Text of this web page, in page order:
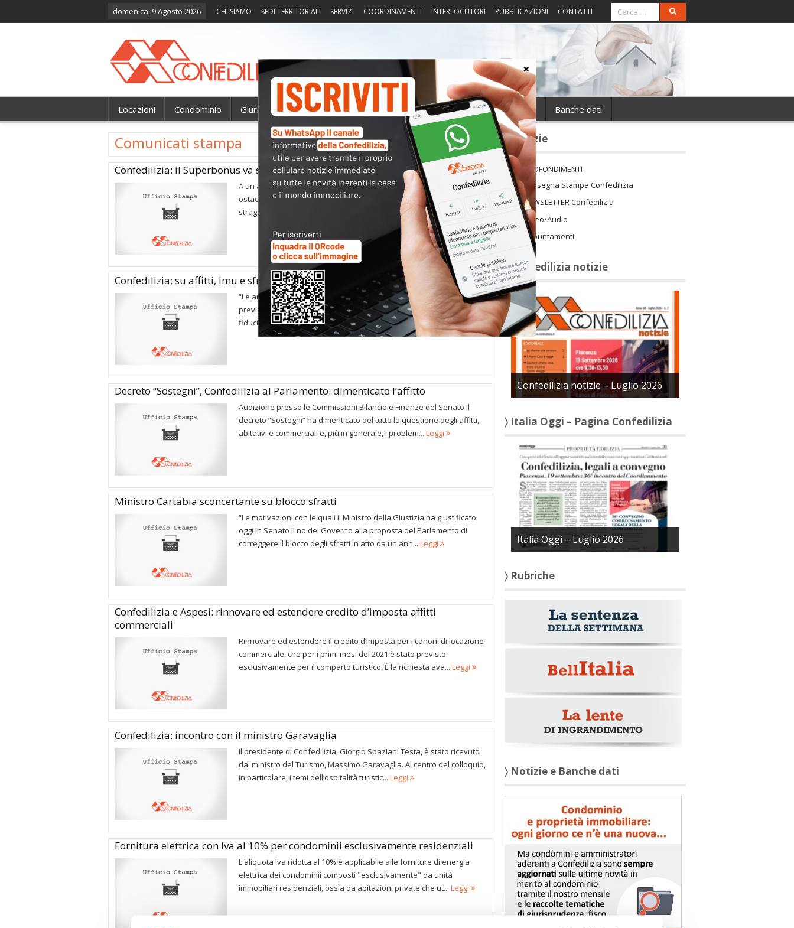
domenica, 9 Agosto 2026 CHI SIAMO SEDI TERRITORIALI SERVIZI COORDINAMENTI INTERLOCUTORI PUBBLICAZIONI CONTATTI
Locazioni Condominio Giurisprudenza Fisco Portierato Intorno alla casa Notizie Banche dati
Comunicati stampa
Confedilizia: il Superbonus va semplificato e migliorato, non solo prolungato
A un anno dall’introduzione del superbonus del 110 per cento, troppi
ostacoli e complicazioni bloccano ancora l’avvio dei lavori nella
stragrande maggioranza dei condominii. È quanto denunci...Leggi
Confedilizia: su affitti, Imu e sfratti servono interventi adeguati
“Le anticipazioni sui contenuti del secondo decreto ‘Sostegni’, e di
previste correzioni parlamentari al primo, aprono qualche spiraglio di
fiducia ma lasciano irrisolti alcuni nodi cruciali...Leggi
Decreto “Sostegni”, Confedilizia al Parlamento: dimenticato l’affitto
Audizione presso le Commissioni Bilancio e Finanze del Senato Il
decreto “Sostegni” ha dimenticato del tutto la questione degli affitti,
abitativi e commerciali e, più in generale, i problem... Leggi
Ministro Cartabia sconcertante su blocco sfratti
“Le motivazioni con le quali il Ministro della Giustizia ha giustificato
oggi in Senato il no del Governo alla proposta del Parlamento di
correggere il blocco degli sfratti in atto da un ann... Leggi
Confedilizia e Aspesi: rinnovare ed estendere credito d’imposta affitti
commerciali
Rinnovare ed estendere il credito d’imposta per i canoni di locazione
commerciale, che per i primi mesi del 2021 è stato previsto
esclusivamente per il comparto turistico. È la richiesta ava... Leggi
Confedilizia: incontro con il ministro Garavaglia
Il presidente di Confedilizia, Giorgio Spaziani Testa, è stato ricevuto
dal ministro del Turismo, Massimo Garavaglia. Al centro del colloquio,
in particolare, i temi dell’ospitalità turistic... Leggi
Fornitura elettrica con Iva al 10% per condominii esclusivamente residenziali
L'aliquota Iva ridotta al 10% è applicabile alle forniture di energia
elettrica dei condominii composti "esclusivamente" da unità
immobiliari residenziali, ossia da abitazioni private che ut... Leggi
〉 Notizie
APPROFONDIMENTI
Rassegna Stampa Confedilizia
NEWSLETTER Confedilizia
Video/Audio
Appuntamenti
〉 Confedilizia notizie
Confedilizia notizie – Luglio 2026
〉 Italia Oggi – Pagina Confedilizia
Italia Oggi – Luglio 2026
〉 Rubriche
〉 Notizie e Banche dati